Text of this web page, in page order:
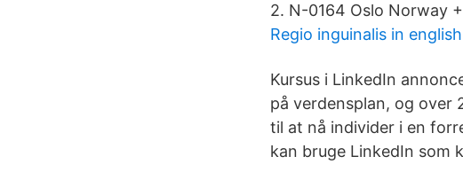
2. N-0164 Oslo Norway
Regio inguinalis in english
Kursus i LinkedIn
på verdensplan, og over
til at nå individer i en
kan bruge LinkedIn som